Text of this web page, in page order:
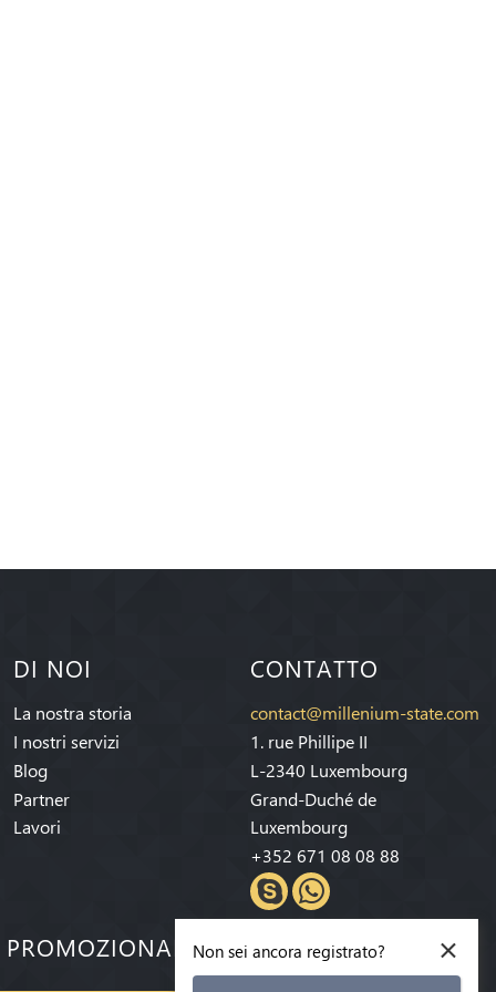
DI NOI
La nostra storia
I nostri servizi
Blog
Partner
Lavori
CONTATTO
contact@millenium-state.com
1. rue Phillipe II
L-2340 Luxembourg
Grand-Duché de
Luxembourg
+352 671 08 08 88
PROMOZIONALI! ×
Non sei ancora registrato?